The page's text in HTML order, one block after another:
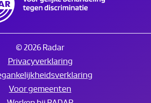
© 2026 Radar
Privacyverklaring
Voor gemeenten